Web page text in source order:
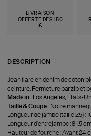
LIVRAISON
OFFERTE DÈS 150
€
DESCRIPTION
Jean flare en denim de coton
ceinture. Fermeture par zip et
Made in :
Los Angeles, États-
Taille & Coupe : Notre
Longueur de jambe (taille 25) :
Longueur d'entrejambe : 81.5
Hauteur de fourche : Avant 24